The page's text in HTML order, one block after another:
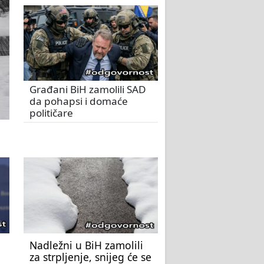
Građani BiH zamolili SAD
da pohapsi i domaće
političare
Nadležni u BiH zamolili
za strpljenje, snijeg će se